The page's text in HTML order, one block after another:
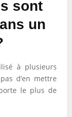
sont
un
à plusieurs
d’en mettre
le plus de